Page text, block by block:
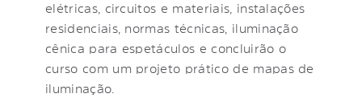
elétricas, circuitos e materiais, instalações
residenciais, normas técnicas, iluminação
cênica para espetáculos e concluirão o
curso com um projeto prático de mapas de
iluminação.